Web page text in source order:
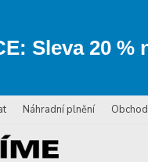
Sleva 20 %
Náhradní plnění